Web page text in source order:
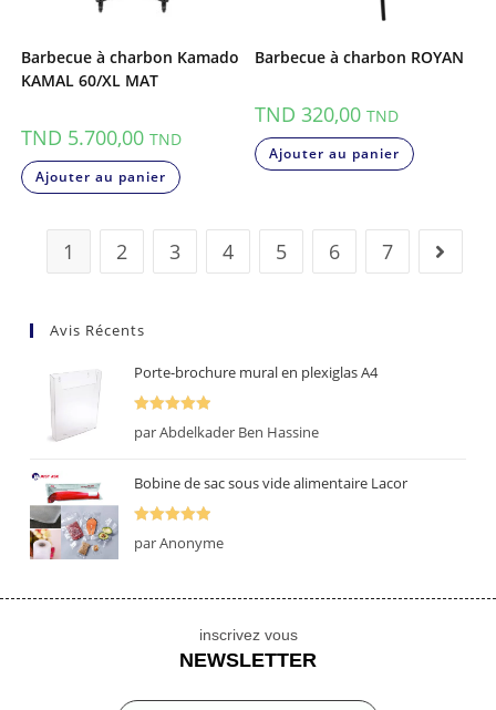
Barbecue à charbon Kamado
KAMAL 60/XL MAT
TND 5.700,00 TND
Ajouter au panier
Barbecue à charbon ROYAN
TND 320,00 TND
Ajouter au panier
1 2 3 4 5 6 7
Avis Récents
Porte-brochure mural en plexiglas A4
Note 5
sur
par Abdelkader Ben Hassine
Bobine de sac sous vide alimentaire Lacor
Note
par Anonyme
inscrivez vous
NEWSLETTER